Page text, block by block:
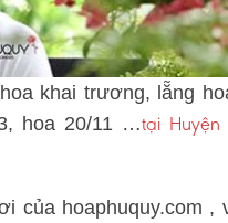
khai trương, lẵng
hoa 20/11 …tại Huyện
của hoaphuquy.com ,